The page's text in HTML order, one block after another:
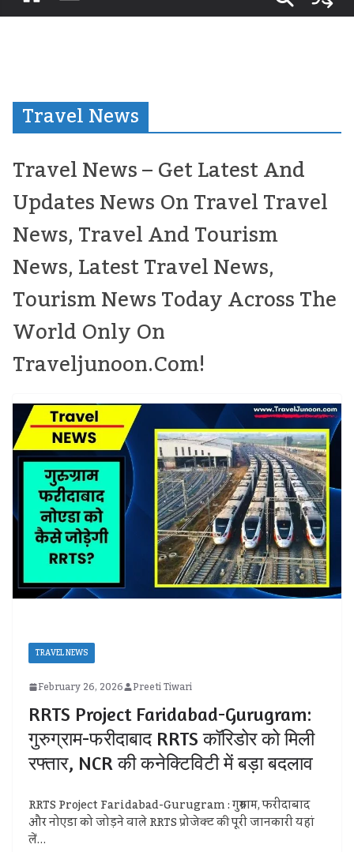
Travel News
Travel News – Get Latest And
Updates News On Travel Travel
News, Travel And Tourism
News, Latest Travel News,
Tourism News Today Across The
World Only On
Traveljunoon.com!
TRAVEL NEWS
February 26, 2026 Preeti Tiwari
RRTS Project Faridabad-Gurugram:
गुरुग्राम-फरीदाबाद RRTS कॉरिडोर को मिली
रफ्तार, NCR की कनेक्टिविटी में बड़ा बदलाव
RRTS Project Faridabad-Gurugram : गुरुग्राम, फरीदाबाद
और नोएडा को जोड़ने वाले RRTS प्रोजेक्ट की पूरी जानकारी यहां
लें…